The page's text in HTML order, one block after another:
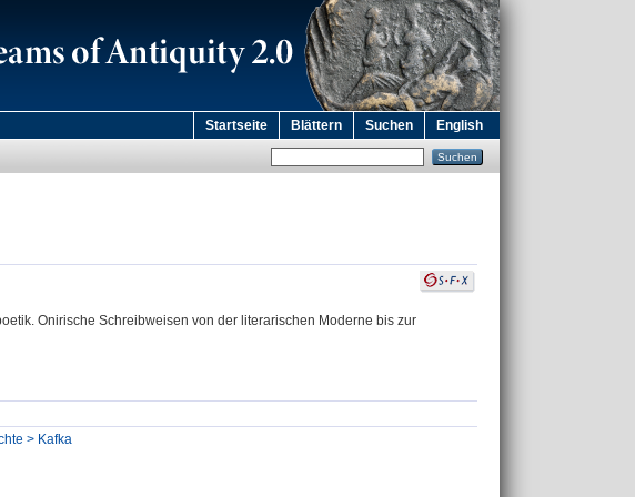
Startseite Blättern Suchen English
Onirische Schreibweisen von der literarischen Moderne bis zur
> Kafka